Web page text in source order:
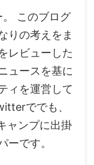
このブログ
りの考えをま
レビューした
ュースを基に
ィを運営して
ででも、
ャンプに出掛
ーです。